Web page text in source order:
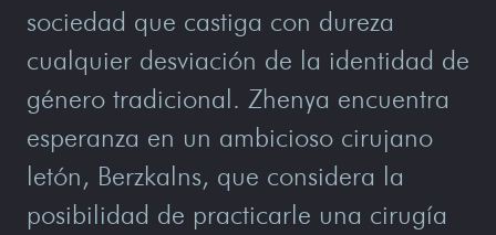
sociedad que castiga con dureza
cualquier desviación de la identidad de
género tradicional. Zhenya encuentra
esperanza en un ambicioso cirujano
letón, Berzkalns, que considera la
posibilidad de practicarle una cirugía